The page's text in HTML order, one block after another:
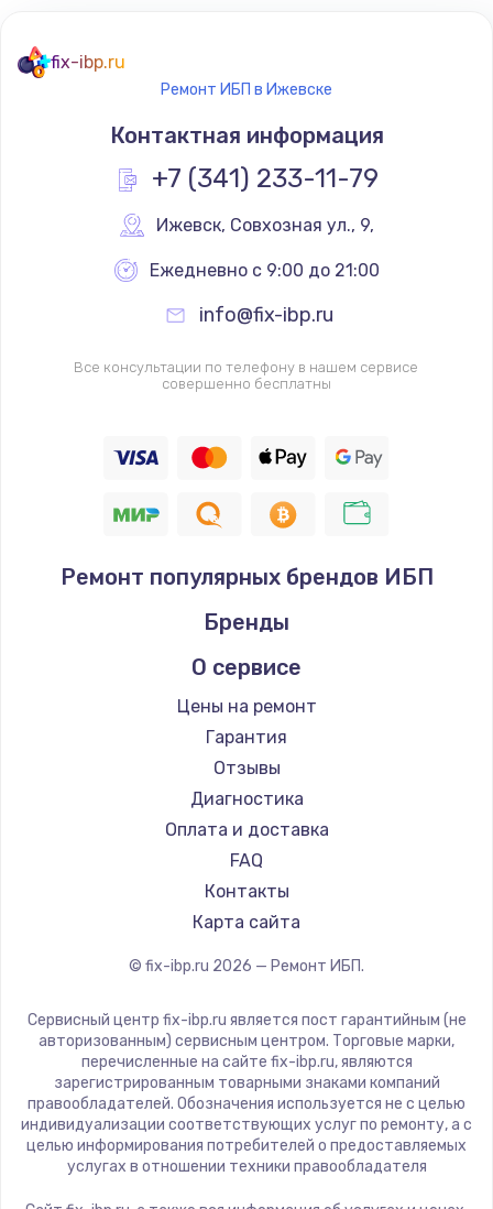
fix-ibp.ru
Ремонт ИБП в Ижевске
Контактная информация
+7 (341) 233-11-79
Ижевск, Совхозная ул., 9,
Ежедневно с 9:00 до 21:00
info@fix-ibp.ru
Все консультации по телефону в нашем сервисе
совершенно бесплатны
Ремонт популярных брендов ИБП
Бренды
О сервисе
Цены на ремонт
Гарантия
Отзывы
Диагностика
Оплата и доставка
FAQ
Контакты
Карта сайта
© fix-ibp.ru 2026 — Ремонт ИБП.
Сервисный центр fix-ibp.ru является пост гарантийным (не
авторизованным) сервисным центром. Торговые марки,
перечисленные на сайте fix-ibp.ru, являются
зарегистрированным товарными знаками компаний
правообладателей. Обозначения используется не с целью
индивидуализации соответствующих услуг по ремонту, а с
целью информирования потребителей о предоставляемых
услугах в отношении техники правообладателя